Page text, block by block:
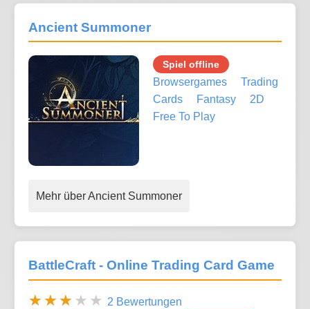
Ancient Summoner
Spiel offline
Browsergames
Trading
Cards
Fantasy
2D
Free To Play
Mehr über Ancient Summoner
BattleCraft - Online Trading Card Game
2 Bewertungen